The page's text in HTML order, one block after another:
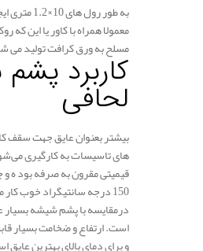
به طور رول
معمولا همراه با کاور یا این
مسلح به ورق کرافت تولید می
کاربرد
لحافی
بیشتر بعنوان عایق جهت سقف
های تاسیسات به کارگیری
150 درجه سانتیگراد خوب
درمقایسه با پشم شیشه
است. ارتفاع و ضخامت بسیار
و برای دمای بالای بهترین عایق